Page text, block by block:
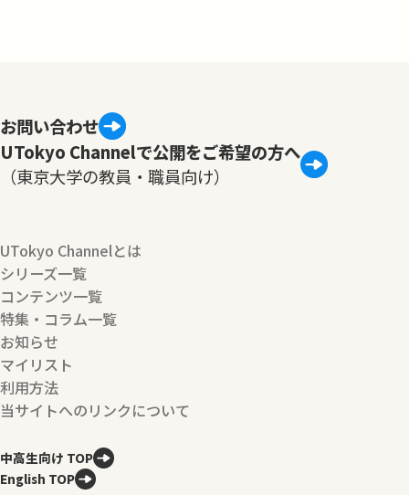
お問い合わせ
UTokyo Channelで公開をご希望の方へ
（東京大学の教員・職員向け）
UTokyo Channelとは
シリーズ一覧
コンテンツ一覧
特集・コラム一覧
お知らせ
マイリスト
利用方法
当サイトへのリンクについて
中高生向け TOP
English TOP